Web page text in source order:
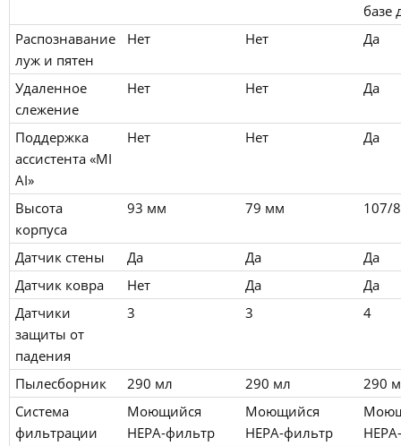
базе
Распознавание
луж и пятен
Нет Нет Да
Удаленное
слежение
Нет Нет Да
Поддержка
ассистента «MI
AI»
Нет Нет Да
Высота
корпуса
93 мм 79 мм 107/
Датчик стены Да Да
Да
Датчик ковра
Нет Да
Да
Датчики
защиты от
падения
3 3 4
Пылесборник 290 мл 290 мл
290
Система
фильтрации
Моющийся
HEPA-фильтр
Моющийся
HEPA-фильтр